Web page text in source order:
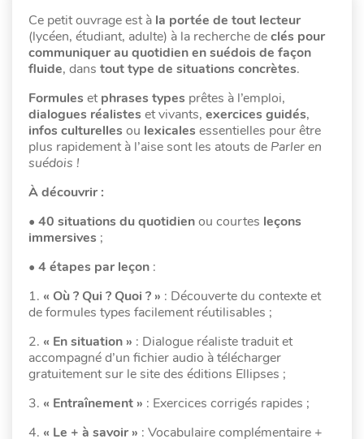
Ce petit ouvrage est à la portée de tout lecteur
(lycéen, étudiant, adulte) à la recherche declés pour
communiquer au quotidienen suédois de façon
fluide, dans tout type de situations concrètes.
Formules etphrases types prêtes à l’emploi,
dialogues réalistes et vivants, exercices guidés,
infos culturelles ou lexicales essentielles pour être
plus rapidement à l’aise sont les atouts de Parler en
suédois !
À découvrir :
• 40 situations du quotidienou courtes leçons
immersives ;
• 4 étapes par leçon :
1. « Où ? Qui ? Quoi ? » : Découverte du contexte et
de formules types facilement réutilisables ;
2. « En situation » : Dialogue réaliste traduit et
accompagné d’un fichier audio à télécharger
gratuitement sur le site des éditions Ellipses ;
3. « Entraînement » : Exercices corrigés rapides ;
4. « Le + à savoir » : Vocabulaire complémentaire +